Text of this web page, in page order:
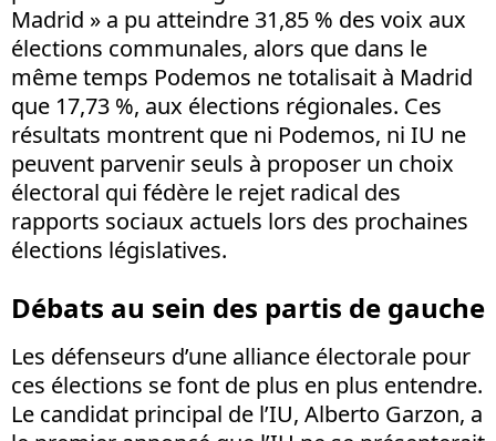
Madrid » a pu atteindre 31,85 % des voix aux
élections communales, alors que dans le
même temps Podemos ne totalisait à Madrid
que 17,73 %, aux élections régionales. Ces
résultats montrent que ni Podemos, ni IU ne
peuvent parvenir seuls à proposer un choix
électoral qui fédère le rejet radical des
rapports sociaux actuels lors des prochaines
élections législatives.
Débats au sein des partis de gauche
Les défenseurs d’une alliance électorale pour
ces élections se font de plus en plus entendre.
Le candidat principal de l’IU, Alberto Garzon, a